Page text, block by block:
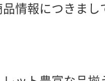
情報につきま